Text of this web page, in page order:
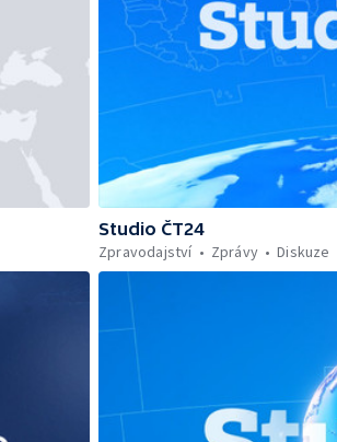
Studio ČT24
Zpravodajství
Zprávy Diskuze